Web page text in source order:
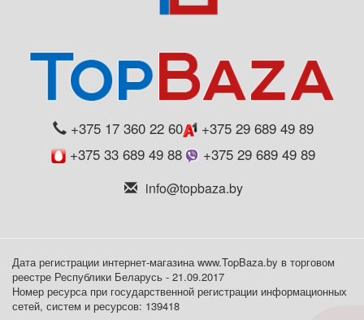
+375 17 360 22 60
+375 29 689 49 89
+375 33 689 49 88
+375 29 689 49 89
info@topbaza.by
Дата регистрации интернет-магазина www.TopBaza.by в торговом
реестре Республики Беларусь - 21.09.2017
Номер ресурса при государственной регистрации информационных
сетей, систем и ресурсов: 139418